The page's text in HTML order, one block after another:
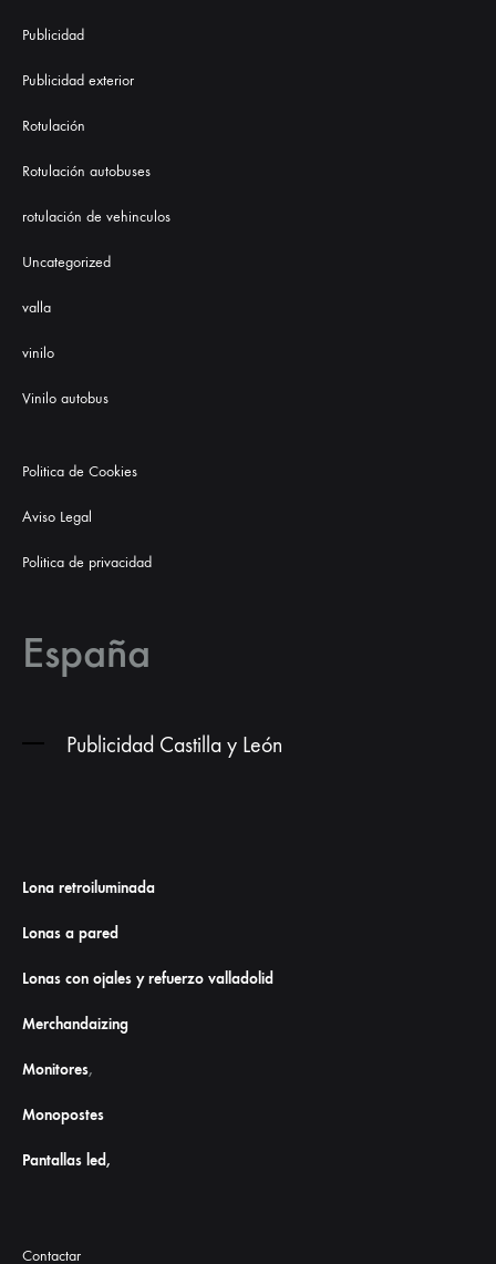
Publicidad
Publicidad exterior
Rotulación
Rotulación autobuses
rotulación de vehinculos
Uncategorized
valla
vinilo
Vinilo autobus
Politica de Cookies
Aviso Legal
Politica de privacidad
España
Publicidad Castilla y León
Lona retroiluminada
Lonas a pared
Lonas con ojales y refuerzo valladolid
Merchandaizing
Monitores,
Monopostes
Pantallas led,
Contactar